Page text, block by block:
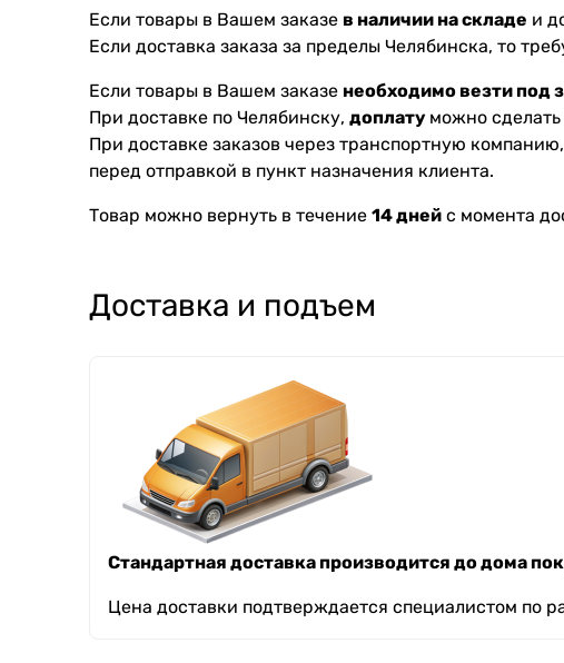
Если товары в Вашем заказе в наличии на складе и
Если доставка заказа за пределы Челябинска, то
Если товары в Вашем заказе необходимо везти под
При доставке по Челябинску, доплату можно
При доставке заказов через транспортную компанию,
перед отправкой в пункт назначения клиента.
Товар можно вернуть в течение 14 дней с момента
Доставка и подъем
Стандартная доставка производится до дома
Цена доставки подтверждается специалистом по